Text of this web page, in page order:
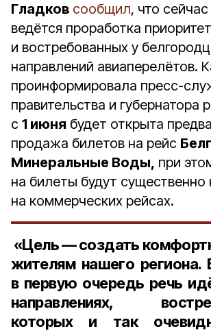
Гладков сообщил, что
ведётся проработка
и востребованных у
направлений авиаперелётов.
проинформировала пресс-
правительства и губернатора
с 1 июня будет открыта
продажа билетов на рейс
Минеральные Воды, при
на билеты будут
на коммерческих рейсах.
«Цель — создать
жителям нашего региона.
в первую очередь речь
направлениях,
которых и так